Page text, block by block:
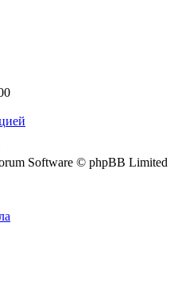
ией
Software © phpBB Limited